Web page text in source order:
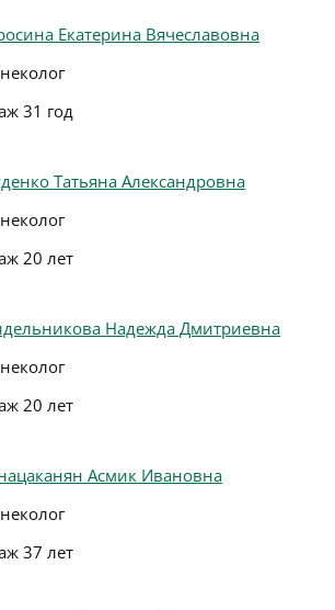
Екатерина Вячеславовна
31 год
Татьяна Александровна
20 лет
Надежда Дмитриевна
20 лет
Асмик Ивановна
37 лет